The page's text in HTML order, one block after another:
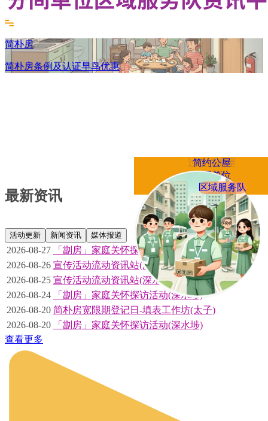
简朴房
简朴房条例及认证早鸟优惠
简朴房
制度
分间单位
租务管制
过渡性房屋
简约公屋
区域服务队
最新资讯
活动更新 新闻资讯 媒体报道
2026-08-27
「劏房」家庭关怀探访活动(深水埗)
2026-08-26 宣传活动流动资讯站(深水埗)
2026-08-25 宣传活动流动资讯站(深水埗)
2026-08-24
「劏房」家庭关怀探访活动(深水埗)
2026-08-20 简朴房宽限期登记日-填表工作坊(太子)
2026-08-20
「劏房」家庭关怀探访活动(深水埗)
查看更多